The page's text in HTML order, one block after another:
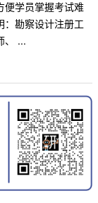
便学员掌握考试难
：勘察设计注册工
、 ...